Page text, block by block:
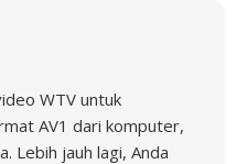
WTV untuk
AV1 dari komputer,
Lebih jauh lagi, Anda